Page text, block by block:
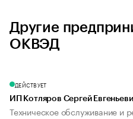
Другие
ОКВЭД
ДЕЙСТВУЕТ
ИП Котляров Сергей
Техническое обслуживание и